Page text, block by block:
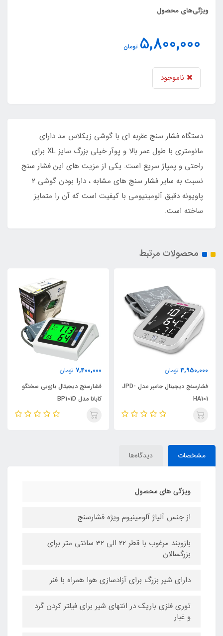
ویژگی‌های محصول
5,800,000 تومان
ناموجود
دستگاه فشار سنج عقربه ای با گوشی زیکلاس مد دارای
مانومتری با طول عمر بالا و پوآر خیلی بزرگ سایز XL برای
راحتی و پمپاژ سریع است. یکی از مزیت های این فشار سنج
نسبت به سایر فشار سنج های مشابه ، دارا بودن گوشی 2
پاویونه دقیق آلومینیومی با کیفیت است که آن را متمایز
ساخته است.
محصولات مرتبط
4,950,000 تومان
فشارسنج دیجیتال جامپر مدل JPD-
HA101
7,400,000 تومان
فشارسنج دیجیتال بازویی سخنگو
کابانا مدل BP101D
مشخصات دیدگاه‌ها
ویژگی های محصول
از جنس آلیاژ آلومینیوم ویژه فشارسنج
بازوبند مرغوب با قطر 22 الی 32 سانتی متر برای
بزرگسالان
دارای شیر بزرگ برای آزادسازی هوا همراه با فنر
توری فلزی باریک در انتهای شیر برای فیلتر کردن گرد
و غبار